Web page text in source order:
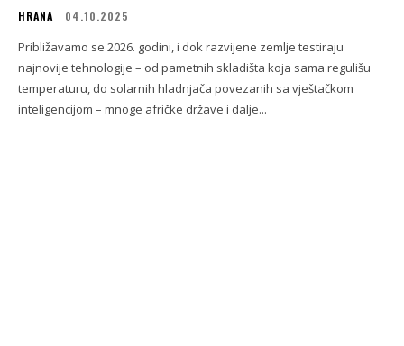
HRANA 04.10.2025
Približavamo se 2026. godini, i dok razvijene zemlje testiraju
najnovije tehnologije – od pametnih skladišta koja sama regulišu
temperaturu, do solarnih hladnjača povezanih sa vještačkom
inteligencijom – mnoge afričke države i dalje...